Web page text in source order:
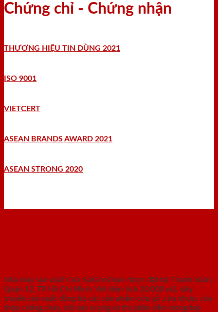
Chứng chỉ - Chứng nhận
THƯƠNG HIỆU TIN DÙNG 2021
ISO 9001
VIETCERT
ASEAN BRANDS AWARD 2021
ASEAN STRONG 2020
Nhà máy sản xuất Cửa SaiGonDoor được đặt tại Thạnh Xuân,
Quận 12, TP.Hồ Chí Minh. Với diện tích 20.000 m2, dây
truyền sản xuất đồng bộ các sản phẩm cửa gỗ ,cửa nhựa, cửa
thép chống cháy. Với sản lượng và thị phần nằm trong top